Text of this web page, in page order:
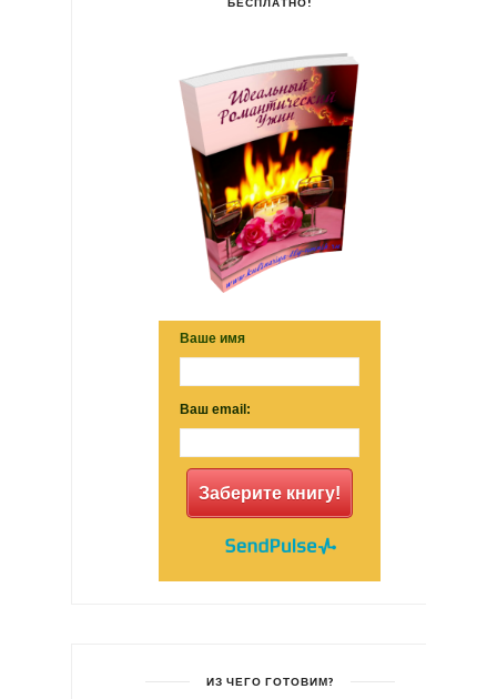
Ваше имя
Ваш email:
Заберите книгу!
ИЗ ЧЕГО ГОТОВИМ?